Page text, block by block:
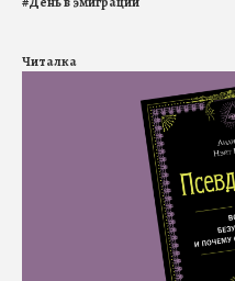
Читалка